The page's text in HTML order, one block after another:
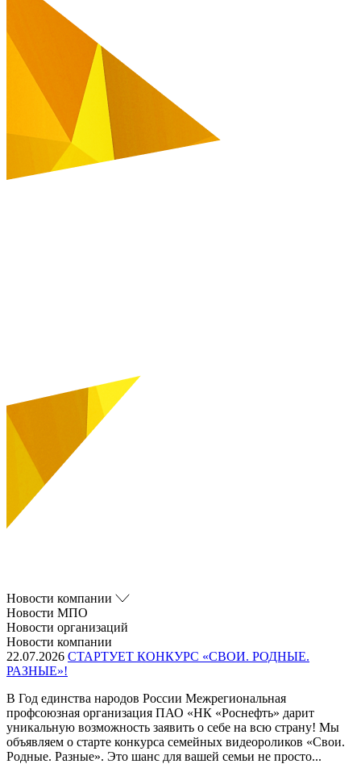
Новости компании
Новости МПО
Новости организаций
Новости компании
22.07.2026 СТАРТУЕТ КОНКУРС «СВОИ. РОДНЫЕ.
РАЗНЫЕ»!
В Год единства народов России Межрегиональная
профсоюзная организация ПАО «НК «Роснефть» дарит
уникальную возможность заявить о себе на всю страну! Мы
объявляем о старте конкурса семейных видеороликов «Свои.
Родные. Разные». Это шанс для вашей семьи не просто...